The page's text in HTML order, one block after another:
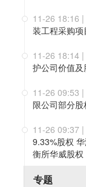
11-26 18:16 |
装工程采购项
11-26 18:14 |
护公司价值及
11-26 09:53 |
限公司部分
11-26 09:37 |
9.33%股权
衡所华威股权
专题